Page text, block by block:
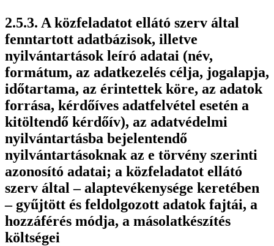
A közfeladatot ellátó szerv által
fenntartott adatbázisok, illetve
nyilvántartások leíró adatai (név,
formátum, az adatkezelés célja, jogalapja,
időtartama, az érintettek köre, az adatok
forrása, kérdőíves adatfelvétel esetén a
kitöltendő kérdőív), az adatvédelmi
nyilvántartásba bejelentendő
nyilvántartásoknak az e törvény szerinti
azonosító adatai; a közfeladatot ellátó
szerv által – alaptevékenysége keretében
– gyűjtött és feldolgozott adatok fajtái, a
hozzáférés módja, a másolatkészítés
költségei